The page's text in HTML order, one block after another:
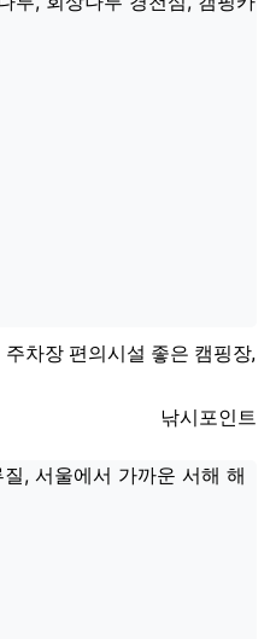
차장 편의시설 좋은 캠핑장,
등록자
낚시포인트